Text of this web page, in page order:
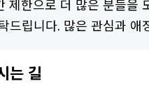
제한으로 더 많은 분들을
드립니다. 많은 관심과 애
는 길